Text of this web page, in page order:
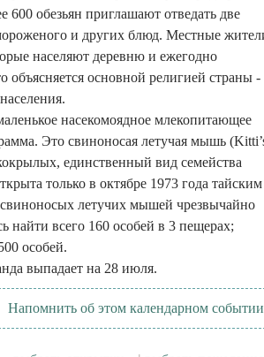
обезьян приглашают отведать две
и других блюд. Местные
населяют деревню и ежегодно
основной религией страны -
насекомоядное млекопитающее
Это свиноносая летучая мышь
единственный вид семейства
только в октябре 1973 года тайским
летучих мышей чрезвычайно
найти всего 160 особей в 3 пещерах;
особей.
выпадает на 28 июля.
Напомнить об этом календарном